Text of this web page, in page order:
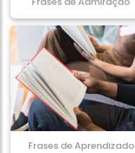
Frases de Aprendizado